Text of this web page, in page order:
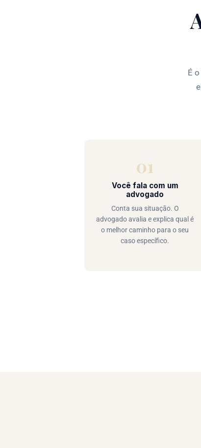
É
01
Você fala com um
advogado
Conta sua situação. O
advogado avalia e explica qual é
o melhor caminho para o seu
caso específico.